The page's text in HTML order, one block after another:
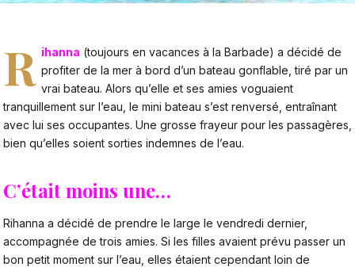
R ihanna (toujours en vacances à la Barbade) a décidé de
profiter de la mer à bord d’un bateau gonflable, tiré par un
vrai bateau. Alors qu’elle et ses amies voguaient
tranquillement sur l’eau, le mini bateau s’est renversé, entraînant
avec lui ses occupantes. Une grosse frayeur pour les passagères,
bien qu’elles soient sorties indemnes de l’eau.
C’était moins une…
Rihanna a décidé de prendre le large le vendredi dernier,
accompagnée de trois amies. Si les filles avaient prévu passer un
bon petit moment sur l’eau, elles étaient cependant loin de